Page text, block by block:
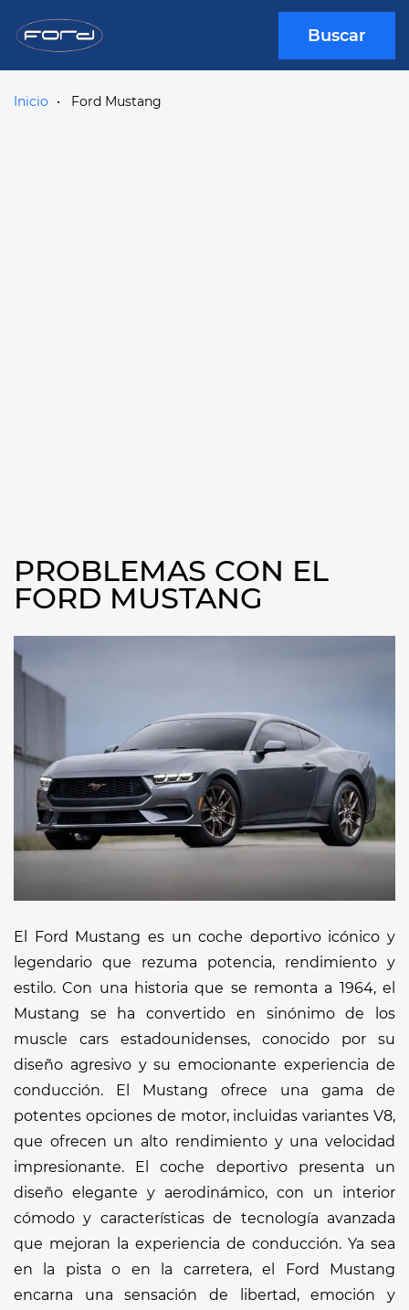
Buscar
Inicio Ford Mustang
PROBLEMAS CON EL
FORD MUSTANG
El Ford Mustang es un coche deportivo icónico y
legendario que rezuma potencia, rendimiento y
estilo. Con una historia que se remonta a 1964, el
Mustang se ha convertido en sinónimo de los
muscle cars estadounidenses, conocido por su
diseño agresivo y su emocionante experiencia de
conducción. El Mustang ofrece una gama de
potentes opciones de motor, incluidas variantes V8,
que ofrecen un alto rendimiento y una velocidad
impresionante. El coche deportivo presenta un
diseño elegante y aerodinámico, con un interior
cómodo y características de tecnología avanzada
que mejoran la experiencia de conducción. Ya sea
en la pista o en la carretera, el Ford Mustang
encarna una sensación de libertad, emoción y